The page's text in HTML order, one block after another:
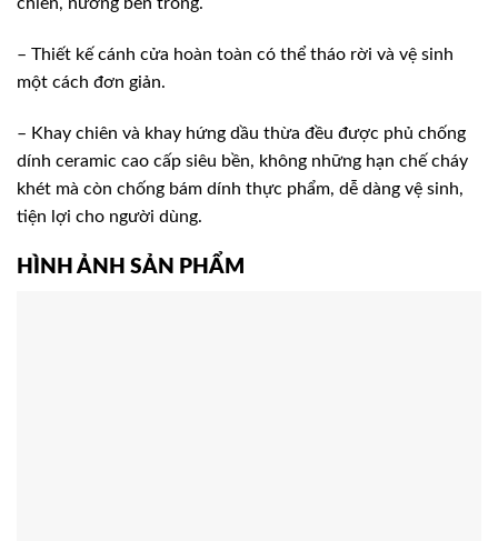
chiên, nướng bên trong.
– Thiết kế cánh cửa hoàn toàn có thể tháo rời và vệ sinh
một cách đơn giản.
– Khay chiên và khay hứng dầu thừa đều được phủ chống
dính ceramic cao cấp siêu bền, không những hạn chế cháy
khét mà còn chống bám dính thực phẩm, dễ dàng vệ sinh,
tiện lợi cho người dùng.
HÌNH ẢNH SẢN PHẨM